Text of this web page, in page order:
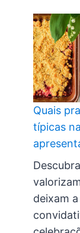
Quais
típicas
deixam